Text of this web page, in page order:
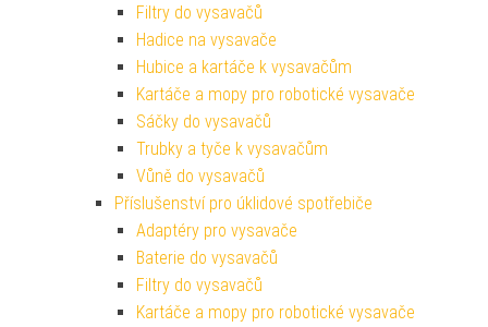
Filtry do vysavačů
Hadice na vysavače
Hubice a kartáče k vysavačům
Kartáče a mopy pro robotické vysavače
Sáčky do vysavačů
Trubky a tyče k vysavačům
Vůně do vysavačů
Příslušenství pro úklidové spotřebiče
Adaptéry pro vysavače
Baterie do vysavačů
Filtry do vysavačů
Kartáče a mopy pro robotické vysavače